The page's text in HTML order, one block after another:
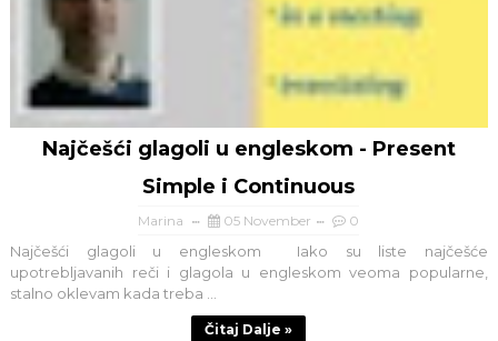
Najčešći glagoli u engleskom - Present
Simple i Continuous
Marina 05 November 0
Najčešći glagoli u engleskom Iako su liste najčešće
upotrebljavanih reči i glagola u engleskom veoma popularne,
stalno oklevam kada treba ...
Čitaj Dalje »